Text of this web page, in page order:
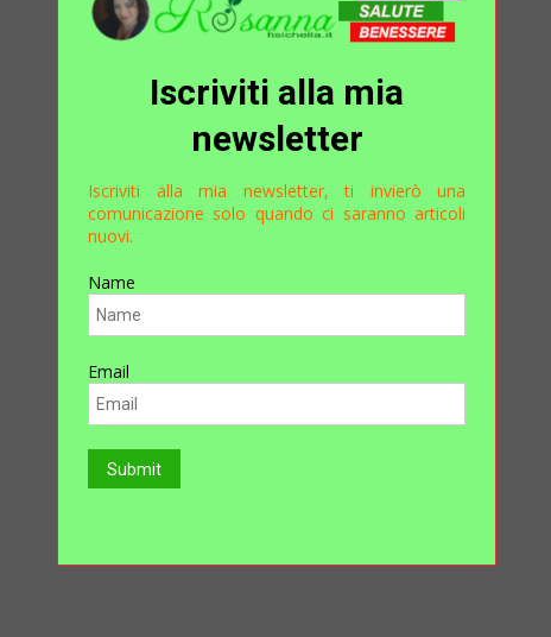
Iscriviti alla mia
newsletter
Iscriviti alla mia newsletter, ti invierò una
comunicazione solo quando ci saranno articoli
nuovi.
Name
Email